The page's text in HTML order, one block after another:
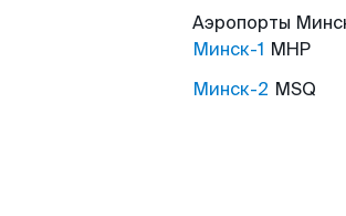
Аэропорты
Минск-1 MHP
Минск-2 MSQ